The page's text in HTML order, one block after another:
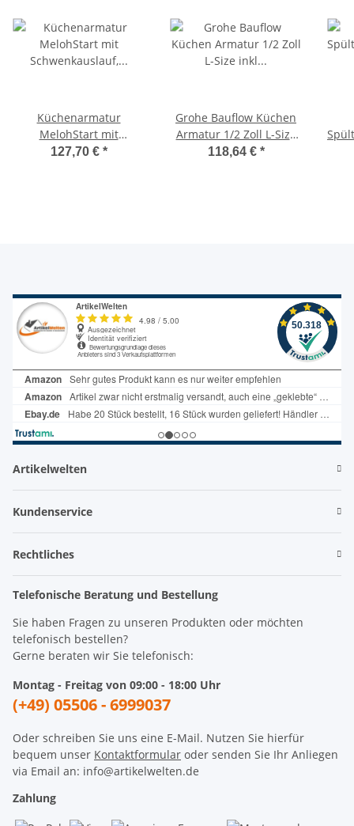
Küchenarmatur
MelohStart mit
Schwenkauslauf,
127,70 € *
Grohe Bauflow Küchen
Armatur 1/2 Zoll L-Size
inkl Ablaufgarnitur,
118,64 € *
Artikelwelten
Kundenservice
Rechtliches
Telefonische Beratung und Bestellung
Sie haben Fragen zu unseren Produkten oder möchten
telefonisch bestellen?
Gerne beraten wir Sie telefonisch:
Montag - Freitag von 09:00 - 18:00 Uhr
(+49) 05506 - 6999037
Oder schreiben Sie uns eine E-Mail. Nutzen Sie hierfür
bequem unser Kontaktformular oder senden Sie Ihr Anliegen
via Email an: info@artikelwelten.de
Zahlung